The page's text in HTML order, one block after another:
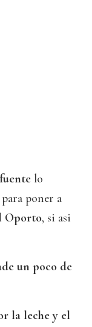
lo
poner a
Oporto, si asi
un poco de
la leche y el